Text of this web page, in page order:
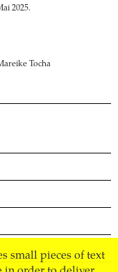
small pieces of text
2025.
Tocha